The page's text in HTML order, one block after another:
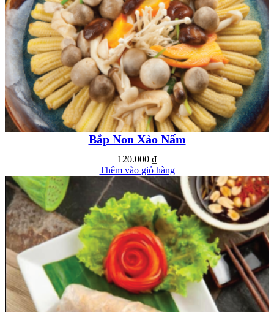
Bắp Non Xào Nấm
120.000 ₫
Thêm vào giỏ hàng